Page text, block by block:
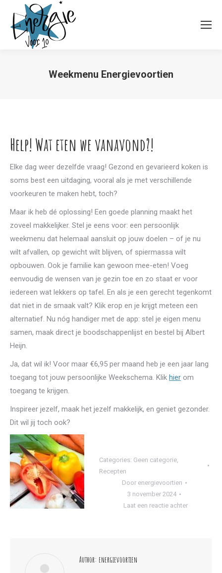
Weekmenu Energievoortien
Help! Wat eten we vanavond?!
Elke dag weer dezelfde vraag! Gezond en gevarieerd koken is
soms best een uitdaging, vooral als je met verschillende
voorkeuren te maken hebt, toch?
Maar ik heb dé oplossing! Een goede planning maakt het
zoveel makkelijker. Stel je eens voor: een persoonlijk
weekmenu dat helemaal aansluit op jouw doelen – of je nu
wilt afvallen, op gewicht wilt blijven, of spiermassa wilt
opbouwen. Ook je familie kan gewoon mee-eten! Voeg
eenvoudig de wensen van je gezin toe en zo staat er voor
iedereen wat lekkers op tafel. En als je een gerecht tegenkomt
dat niet in de smaak valt? Klik erop en je krijgt meteen een
alternatief. Nu nóg handiger met de app: stel je eigen menu
samen, maak direct je boodschappenlijst en bestel bij Albert
Heijn.
Ja, dat wil ik! Voor maar €6,95 per maand heb je een jaar lang
toegang tot jouw persoonlijke Weekschema. Klik hier om
toegang te krijgen.
Inspireer jezelf, maak het jezelf makkelijk, en geniet gezonder.
Dit wil jij toch ook?
Categories: Geen categorie,
Recepten
Door energievoortien
3 november 2024
Laat een reactie achter
Author: energievoortien